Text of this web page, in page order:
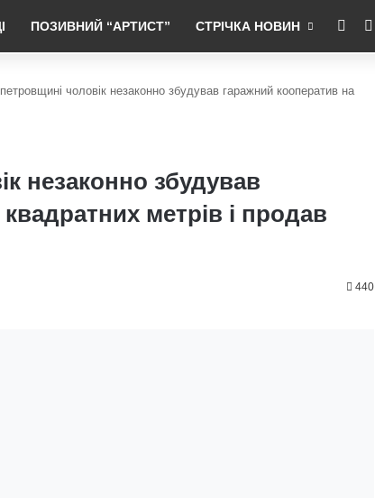
ПОЗИВНИЙ “АРТИСТ” СТРІЧКА НОВИН RSS
чоловік незаконно збудував гаражний кооператив на
незаконно збудував
метрів і продав
440